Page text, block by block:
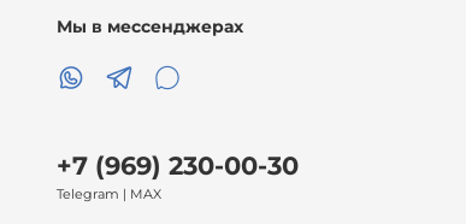
Мы в мессенджерах
+7 (969) 230-00-30
Telegram | MAX